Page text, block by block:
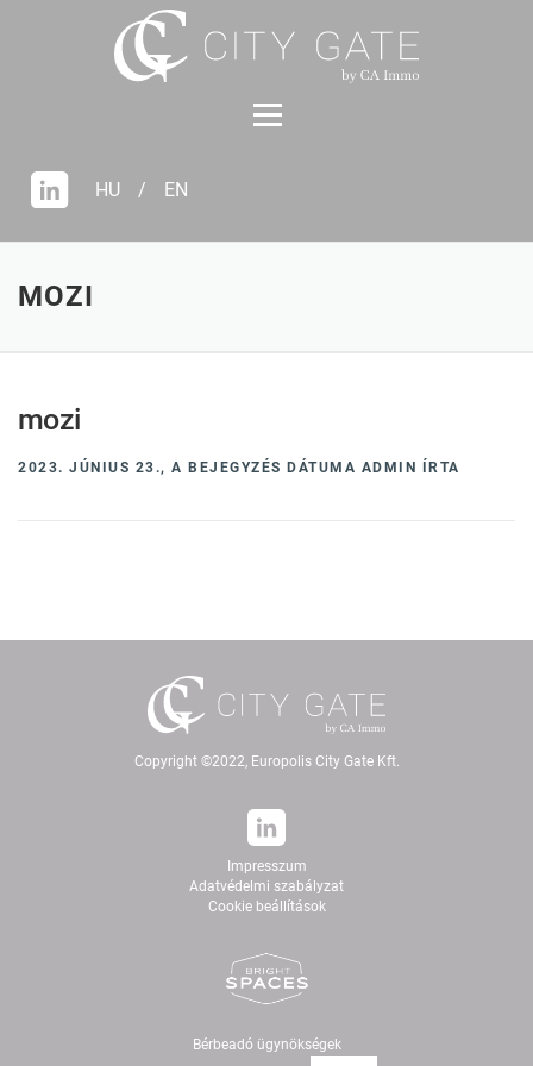
HU / EN
MOZI
mozi
2023. JÚNIUS 23., A BEJEGYZÉS DÁTUMA ADMIN ÍRTA
Copyright ©2022, Europolis City Gate Kft.
Impresszum
Adatvédelmi szabályzat
Cookie beállítások
Bérbeadó ügynökségek